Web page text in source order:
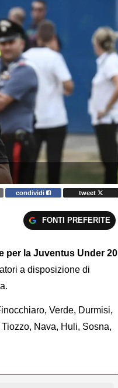
condividi tweet
FONTI PREFERITE
per la Juventus Under 20
a disposizione di
Verde, Durmisi,
Nava, Huli, Sosna,